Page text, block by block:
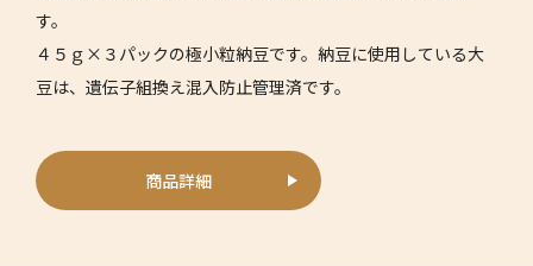
す。
４５ｇ×３パックの極小粒納豆です。納豆に使用している大
豆は、遺伝子組換え混入防止管理済です。
商品詳細